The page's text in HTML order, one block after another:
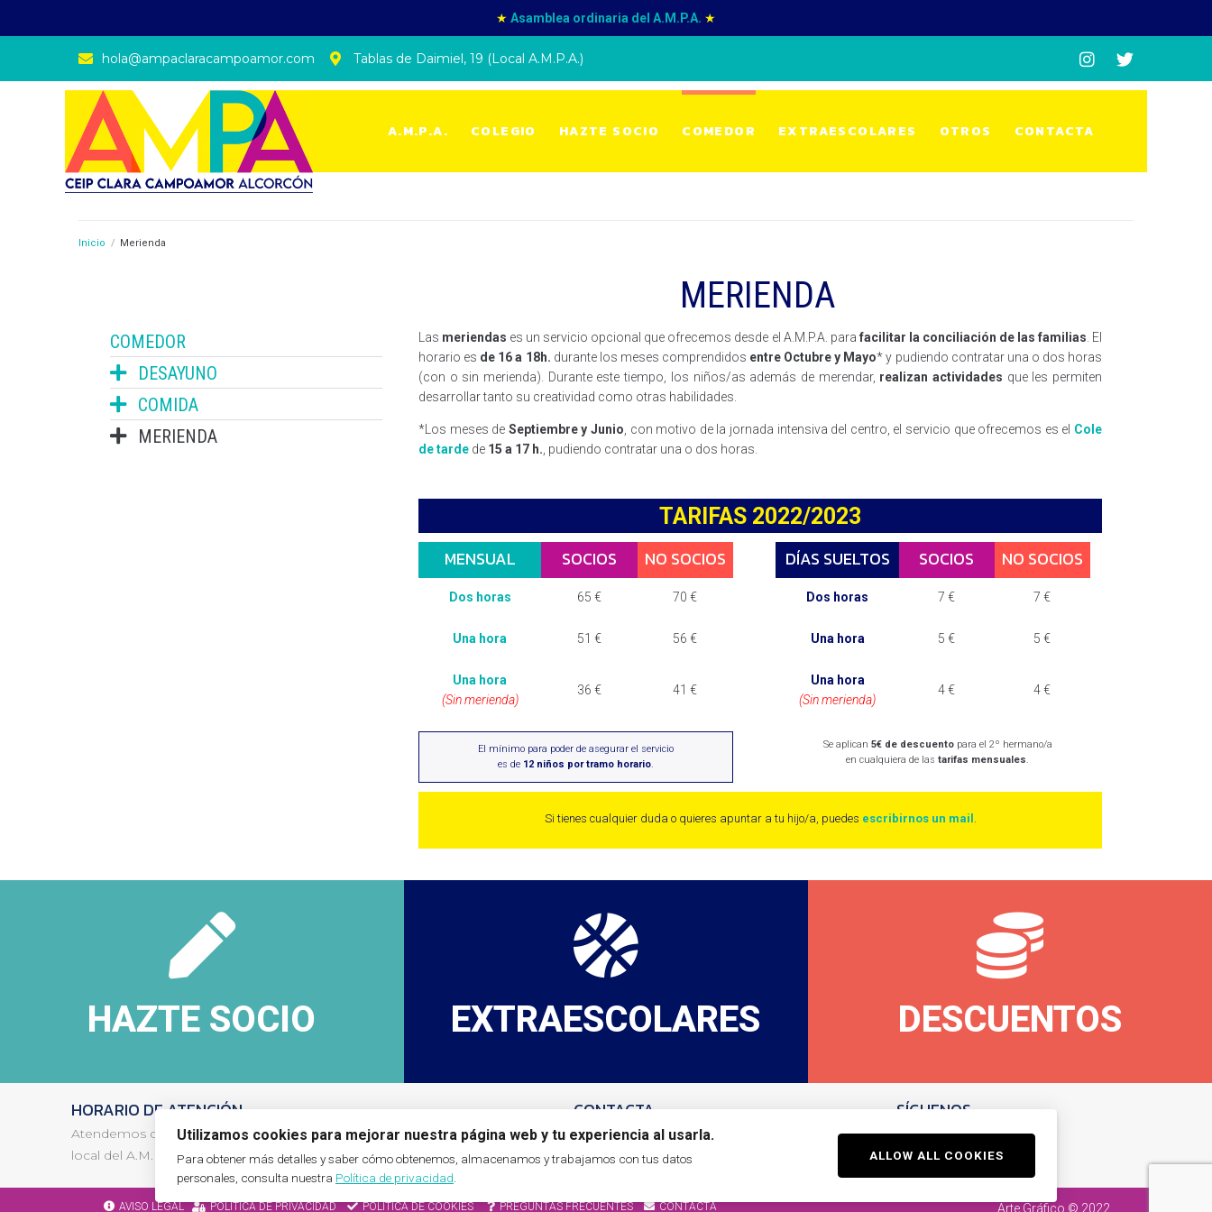
★ Asamblea ordinaria del A.M.P.A. ★
hola@ampaclaracampoamor.com Tablas de Daimiel, 19 (Local A.M.P.A.)
A.M.P.A. COLEGIO HAZTE SOCIO COMEDOR EXTRAESCOLARES OTROS CONTACTA
Inicio / Merienda
MERIENDA
COMEDOR
DESAYUNO
COMIDA
MERIENDA
Las meriendas es un servicio opcional que ofrecemos desde el A.M.P.A. para facilitar la conciliación de las familias . El
horario es de 16 a 18h. durante los meses comprendidos entre Octubre y Mayo* y pudiendo contratar una o dos horas
(con o sin merienda). Durante este tiempo, los niños/as además de merendar, realizan actividades que les permiten
desarrollar tanto su creatividad como otras habilidades.
*Los meses de Septiembre y Junio , con motivo de la jornada intensiva del centro, el servicio que ofrecemos es el Cole
de tarde de 15 a 17 h. , pudiendo contratar una o dos horas.
TARIFAS 2022/2023
MENSUAL SOCIOS NO SOCIOS DÍAS SUELTOS SOCIOS NO SOCIOS
Dos horas 65 € 70 € Dos horas 7 € 7 €
Una hora 51 € 56€ Una hora 5 € 5 €
Una hora
(Sin merienda)
36 € 41 €
Una hora
(Sin merienda)
4 € 4 €
El mínimo para poder de asegurar el servicio
es de 12 niños por tramo horario.
Se aplican 5€ de descuentopara el 2º hermano/a
en cualquiera de las tarifas mensuales.
Si tienes cualquier duda o quieres apuntar a tu hijo/a, puedes escribirnos un mail
HAZTE SOCIO EXTRAESCOLARES DESCUENTOS
HORARIO DE ATENCIÓN
Atendemos de manera presencial los Lunes de 16 a 17 horasen el
local del A.M.P.A., en el edificio de Infantil.
CONTACTA
hola@ampaclaracampoamor.com
Tablas de Daimiel, 19 (Local A.M.P.A.)
SÍGUENOS
AVISO LEGAL POLÍTICA DE PRIVACIDAD POLÍTICA DE COOKIES PREGUNTAS FRECUENTES CONTACTA Arte Gráfico © 2022
Utilizamos cookies para mejorar nuestra página web y tu experiencia al usarla.
Para obtener más detalles y saber cómo obtenemos, almacenamos y trabajamos con tus datos
personales, consulta nuestra Política de privacidad
ALLOW ALL COOKIES